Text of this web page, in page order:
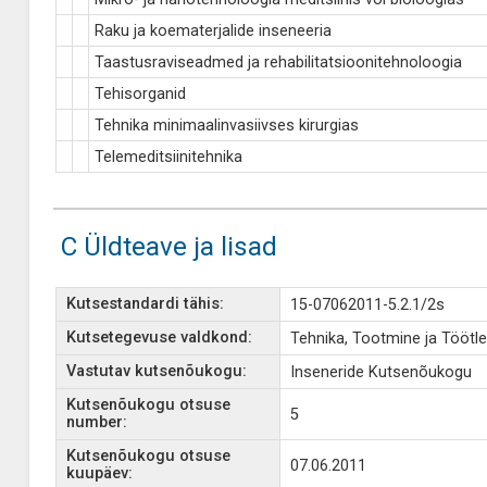
Raku ja koematerjalide inseneeria
Taastusraviseadmed ja rehabilitatsioonitehnoloogia
Tehisorganid
Tehnika minimaalinvasiivses kirurgias
Telemeditsiinitehnika
C Üldteave ja lisad
Kutsestandardi tähis:
15-07062011-5.2.1/2s
Kutsetegevuse valdkond:
Tehnika, Tootmine ja
Vastutav kutsenõukogu:
Inseneride Kutsenõukogu
Kutsenõukogu otsuse
number:
5
Kutsenõukogu otsuse
kuupäev:
07.06.2011